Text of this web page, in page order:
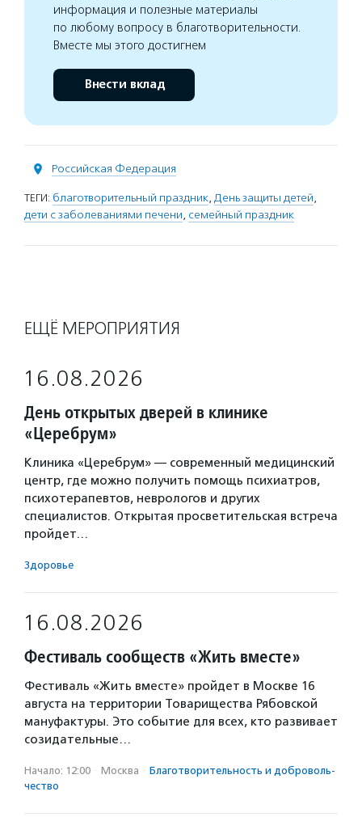
информация и полезные материалы
по любому вопросу в благотворительности.
Вместе мы этого достигнем
Внести вклад
Российская Федерация
ТЕГИ: благотворительный праздник, День защиты детей,
дети с заболеваниями печени, семейный праздник
ЕЩЁ МЕРОПРИЯТИЯ
16.08.2026
День открытых дверей в клинике
«Церебрум»
Клиника «Церебрум» — современный медицинский
центр, где можно получить помощь психиатров,
психотерапевтов, неврологов и других
специалистов. Открытая просветительская встреча
пройдет…
Здоровье
16.08.2026
Фестиваль сообществ «Жить вместе»
Фестиваль «Жить вместе» пройдет в Москве 16
августа на территории Товарищества Рябовской
мануфактуры. Это событие для всех, кто развивает
созидательные…
Начало: 12:00 · Москва · Благотвори­тель­ность и доброволь­
чест­во